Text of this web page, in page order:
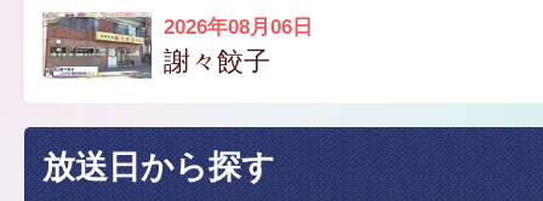
2026年08月06日
謝々餃子
放送日から探す